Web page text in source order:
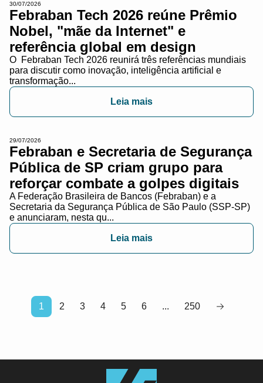
30/07/2026
Febraban Tech 2026 reúne Prêmio
Nobel, "mãe da Internet" e
referência global em design
O Febraban Tech 2026 reunirá três referências mundiais
para discutir como inovação, inteligência artificial e
transformação...
Leia mais
29/07/2026
Febraban e Secretaria de Segurança
Pública de SP criam grupo para
reforçar combate a golpes digitais
A Federação Brasileira de Bancos (Febraban) e a
Secretaria da Segurança Pública de São Paulo (SSP-SP)
e anunciaram, nesta qu...
Leia mais
1 2 3 4 5 6 ... 250